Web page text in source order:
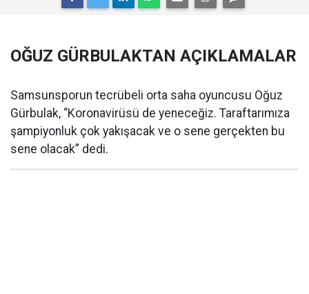
OĞUZ GÜRBULAKTAN AÇIKLAMALAR
Samsunsporun tecrübeli orta saha oyuncusu Oğuz
Gürbulak, “Koronavirüsü de yeneceğiz. Taraftarımıza
şampiyonluk çok yakışacak ve o sene gerçekten bu
sene olacak” dedi.